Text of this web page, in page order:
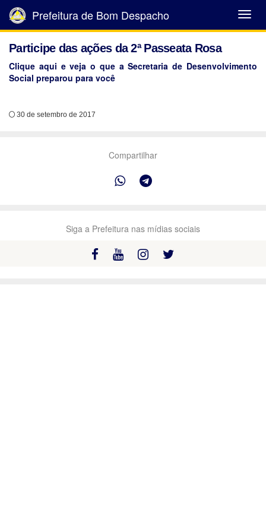
Abrir
Menu
Prefeitura de Bom Despacho
Participe das ações da 2ª Passeata Rosa
Clique aqui e veja o que a Secretaria de Desenvolvimento
Social preparou para você
30 de setembro de 2017
Compartilhar
Siga a Prefeitura nas mídias sociais